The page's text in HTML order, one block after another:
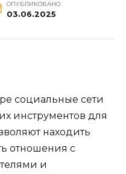
ОПУБЛИКОВАНО
03.06.2025
социальные сети
инструментов для
находить
отношения с
и